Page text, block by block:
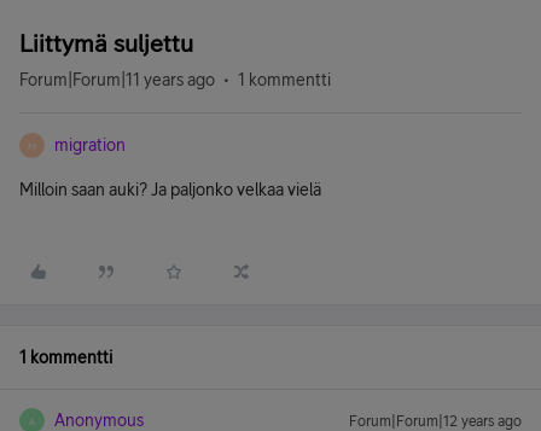
Liittymä suljettu
Forum|Forum|11 years ago 1 kommentti
M migration
Milloin saan auki? Ja paljonko velkaa vielä
1 kommentti
A Anonymous Forum|Forum|12 years ago